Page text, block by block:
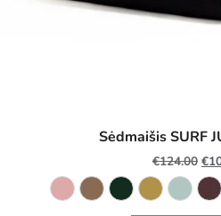
Sėdmaišis SURF
€124.00 €